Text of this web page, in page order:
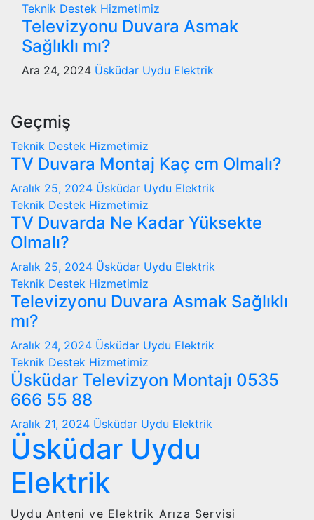
Teknik Destek Hizmetimiz
Televizyonu Duvara Asmak
Sağlıklı mı?
Ara 24, 2024 Üsküdar Uydu Elektrik
Geçmiş
Teknik Destek Hizmetimiz
TV Duvara Montaj Kaç cm Olmalı?
Aralık 25, 2024 Üsküdar Uydu Elektrik
Teknik Destek Hizmetimiz
TV Duvarda Ne Kadar Yüksekte
Olmalı?
Aralık 25, 2024 Üsküdar Uydu Elektrik
Teknik Destek Hizmetimiz
Televizyonu Duvara Asmak Sağlıklı
mı?
Aralık 24, 2024 Üsküdar Uydu Elektrik
Teknik Destek Hizmetimiz
Üsküdar Televizyon Montajı 0535
666 55 88
Aralık 21, 2024 Üsküdar Uydu Elektrik
Üsküdar Uydu
Elektrik
Uydu Anteni ve Elektrik Arıza Servisi